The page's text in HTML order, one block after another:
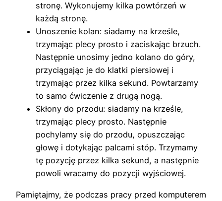
stronę. Wykonujemy kilka powtórzeń w
każdą stronę.
Unoszenie kolan: siadamy na krześle,
trzymając plecy prosto i zaciskając brzuch.
Następnie unosimy jedno kolano do góry,
przyciągając je do klatki piersiowej i
trzymając przez kilka sekund. Powtarzamy
to samo ćwiczenie z drugą nogą.
Skłony do przodu: siadamy na krześle,
trzymając plecy prosto. Następnie
pochylamy się do przodu, opuszczając
głowę i dotykając palcami stóp. Trzymamy
tę pozycję przez kilka sekund, a następnie
powoli wracamy do pozycji wyjściowej.
Pamiętajmy, że podczas pracy przed komputerem